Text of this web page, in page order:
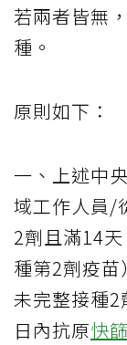
若兩者皆無
種。
原則如下：
一、上述中
域工作人員/
2劑且滿14
種第2劑疫
未完整接種
日內抗原快篩